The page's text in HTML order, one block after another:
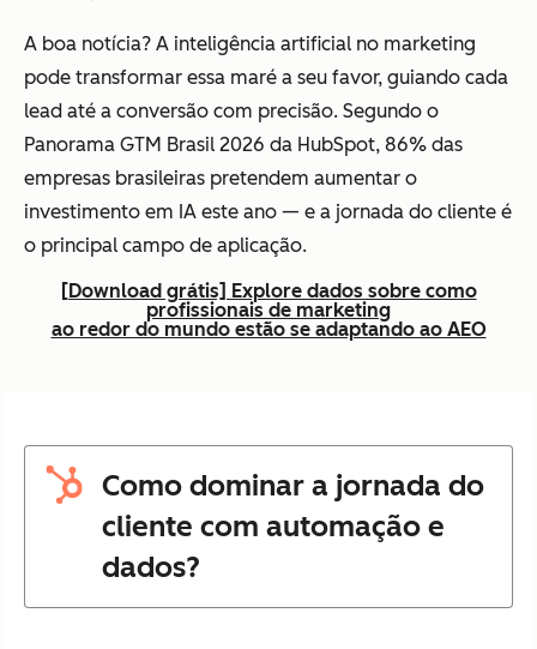
A boa notícia? A inteligência artificial no marketing
pode transformar essa maré a seu favor, guiando cada
lead até a conversão com precisão. Segundo o
Panorama GTM Brasil 2026 da HubSpot, 86% das
empresas brasileiras pretendem aumentar o
investimento em IA este ano — e a jornada do cliente é
o principal campo de aplicação.
[Download grátis] Explore dados sobre como
profissionais de marketing
ao redor do mundo estão se adaptando ao AEO
Como dominar a jornada do
cliente com automação e
dados?